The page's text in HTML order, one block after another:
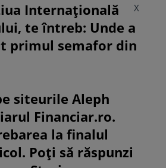
X
Internațională
te întreb: Unde a
primul semafor din
siteurile Aleph
Financiar.ro.
la finalul
Poți să răspunzi